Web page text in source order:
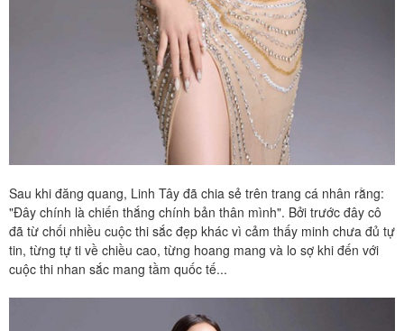
Sau khi đăng quang, Linh Tây đã chia sẻ trên trang cá nhân rằng:
"Đây chính là chiến thắng chính bản thân mình". Bởi trước đây cô
đã từ chối nhiều cuộc thi sắc đẹp khác vì cảm thấy minh chưa đủ tự
tin, từng tự ti về chiều cao, từng hoang mang và lo sợ khi đến với
cuộc thi nhan sắc mang tầm quốc tế...